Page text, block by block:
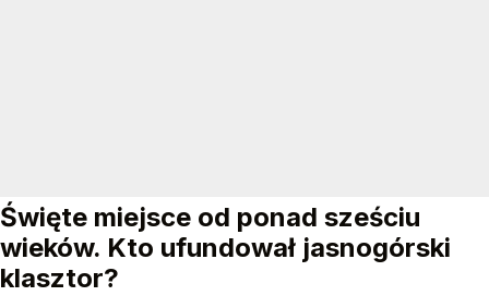
Święte miejsce od ponad sześciu
wieków. Kto ufundował jasnogórski
klasztor?